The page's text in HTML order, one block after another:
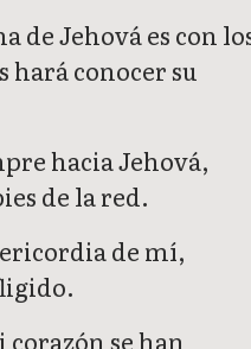
de Jehová es con
hará conocer su
hacia Jehová,
de la red.
de mí,
corazón se han